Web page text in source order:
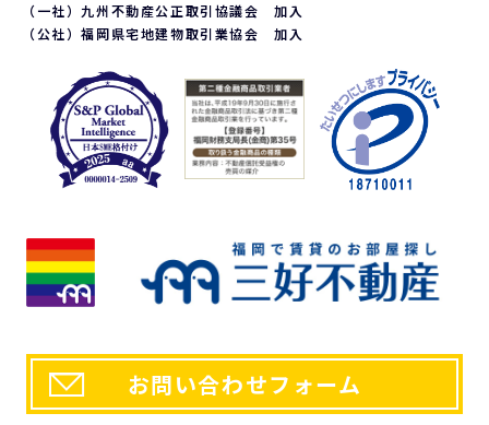
（一社）九州不動産公正取引協議会 加入
（公社）福岡県宅地建物取引業協会 加入
お問い合わせフォーム